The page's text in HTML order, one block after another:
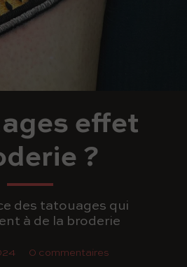
effet
?
des tatouages qui
à de la broderie
0 commentaires